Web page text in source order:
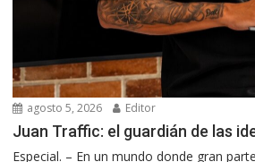
agosto 5, 2026 Editor
Juan Traffic: el guardián de las
Especial. – En un mundo donde gran